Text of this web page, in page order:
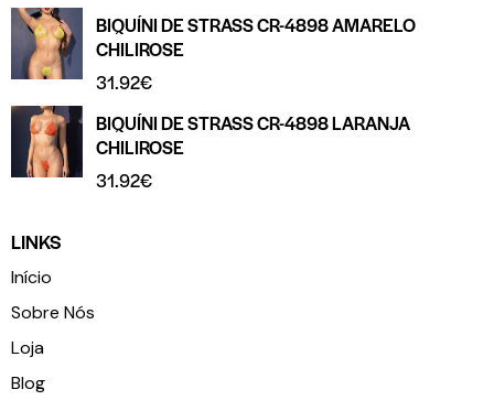
BIQUÍNI DE STRASS CR-4898 AMARELO
CHILIROSE
31.92€
BIQUÍNI DE STRASS CR-4898 LARANJA
CHILIROSE
31.92€
LINKS
Início
Sobre Nós
Loja
Blog